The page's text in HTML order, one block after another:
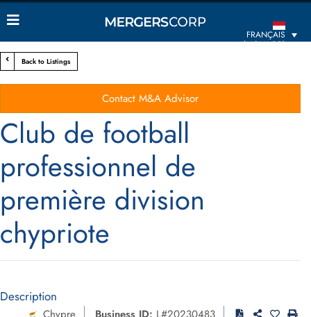
FRANÇAIS
(MONACO)
Back to Listings
Contact M&A Advisor
Club de football
professionnel de
première division
chypriote
Description